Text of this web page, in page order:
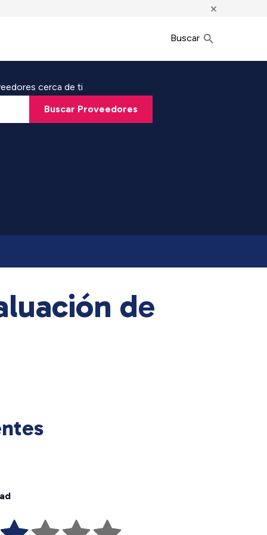
×
Buscar
cerca de ti
Buscar Proveedores
de